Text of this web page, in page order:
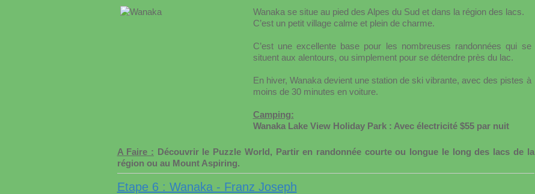
Wanaka se situe au pied des Alpes du Sud et dans la région des lacs.
C’est un petit village calme et plein de charme.
C’est une excellente base pour les nombreuses randonnées qui se
situent aux alentours, ou simplement pour se détendre près du lac.
En hiver, Wanaka devient une station de ski vibrante, avec des pistes à
moins de 30 minutes en voiture.
Camping:
Wanaka Lake View Holiday Park : Avec électricité $55 par nuit
A Faire : Découvrir le Puzzle World, Partir en randonnée courte ou longue le long des lacs de la
région ou au Mount Aspiring.
Etape 6 : Wanaka - Franz Joseph